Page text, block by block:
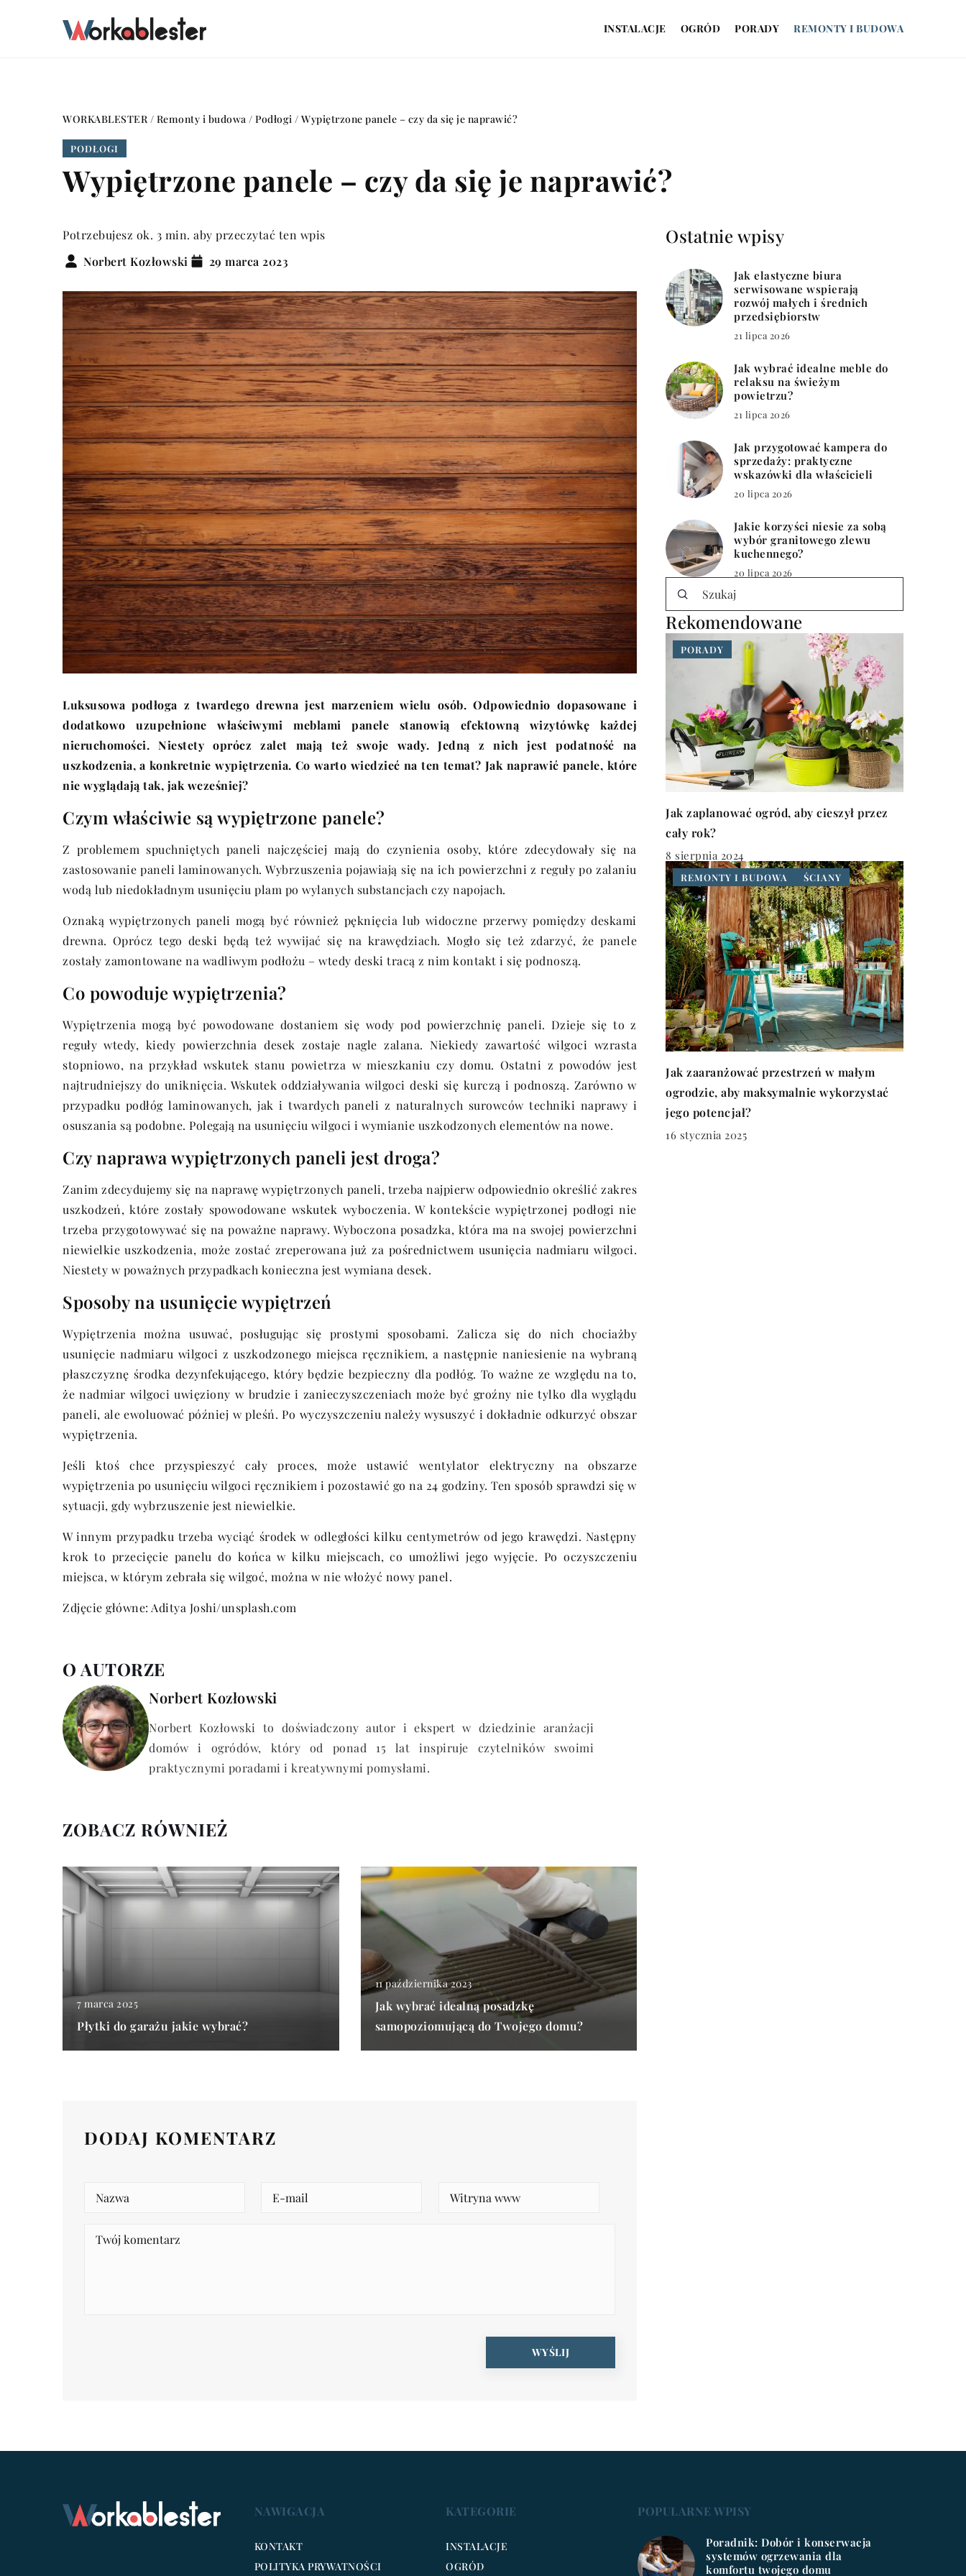
INSTALACJE OGRÓD PORADY REMONTY I BUDOWA
WORKABLESTER/ Remonty i budowa / Podłogi / Wypiętrzone panele – czy da się je naprawić?
PODŁOGI
Wypiętrzone panele – czy da się je naprawić?
Potrzebujesz ok. 3 min. aby przeczytać ten wpis
Norbert Kozłowski
29 marca 2023
Luksusowa podłoga z twardego drewna jest marzeniem wielu osób. Odpowiednio dopasowane i
dodatkowo uzupełnione właściwymi meblami panele stanowią efektowną wizytówkę każdej
nieruchomości. Niestety oprócz zalet mają też swoje wady. Jedną z nich jest podatność na
uszkodzenia, a konkretnie wypiętrzenia. Co warto wiedzieć na ten temat? Jak naprawić panele, które
nie wyglądają tak, jak wcześniej?
Czym właściwie są wypiętrzone panele?
Z problemem spuchniętych paneli najczęściej mają do czynienia osoby, które zdecydowały się na
zastosowanie paneli laminowanych. Wybrzuszenia pojawiają się na ich powierzchni z reguły po zalaniu
wodą lub niedokładnym usunięciu plam po wylanych substancjach czy napojach.
Oznaką wypiętrzonych paneli mogą być również pęknięcia lub widoczne przerwy pomiędzy deskami
drewna. Oprócz tego deski będą też wywijać się na krawędziach. Mogło się też zdarzyć, że panele
zostały zamontowane na wadliwym podłożu – wtedy deski tracą z nim kontakt i się podnoszą.
Co powoduje wypiętrzenia?
Wypiętrzenia mogą być powodowane dostaniem się wody pod powierzchnię paneli. Dzieje się to z
reguły wtedy, kiedy powierzchnia desek zostaje nagle zalana. Niekiedy zawartość wilgoci wzrasta
stopniowo, na przykład wskutek stanu powietrza w mieszkaniu czy domu. Ostatni z powodów jest
najtrudniejszy do uniknięcia. Wskutek oddziaływania wilgoci deski się kurczą i podnoszą. Zarówno w
przypadku podłóg laminowanych, jak i twardych paneli z naturalnych surowców techniki naprawy i
osuszania są podobne. Polegają na usunięciu wilgoci i wymianie uszkodzonych elementów na nowe.
Czy naprawa wypiętrzonych paneli jest droga?
Zanim zdecydujemy się na naprawę wypiętrzonych paneli, trzeba najpierw odpowiednio określić zakres
uszkodzeń, które zostały spowodowane wskutek wyboczenia. W kontekście wypiętrzonej podłogi nie
trzeba przygotowywać się na poważne naprawy. Wyboczona posadzka, która ma na swojej powierzchni
niewielkie uszkodzenia, może zostać zreperowana już za pośrednictwem usunięcia nadmiaru wilgoci.
Niestety w poważnych przypadkach konieczna jest wymiana desek.
Sposoby na usunięcie wypiętrzeń
Wypiętrzenia można usuwać, posługując się prostymi sposobami. Zalicza się do nich chociażby
usunięcie nadmiaru wilgoci z uszkodzonego miejsca ręcznikiem, a następnie naniesienie na wybraną
płaszczyznę środka dezynfekującego, który będzie bezpieczny dla podłóg. To ważne ze względu na to,
że nadmiar wilgoci uwięziony w brudzie i zanieczyszczeniach może być groźny nie tylko dla wyglądu
paneli, ale ewoluować później w pleśń. Po wyczyszczeniu należy wysuszyć i dokładnie odkurzyć obszar
wypiętrzenia.
Jeśli ktoś chce przyspieszyć cały proces, może ustawić wentylator elektryczny na obszarze
wypiętrzenia po usunięciu wilgoci ręcznikiem i pozostawić go na 24 godziny. Ten sposób sprawdzi się w
sytuacji, gdy wybrzuszenie jest niewielkie.
W innym przypadku trzeba wyciąć środek w odległości kilku centymetrów od jego krawędzi. Następny
krok to przecięcie panelu do końca w kilku miejscach, co umożliwi jego wyjęcie. Po oczyszczeniu
miejsca, w którym zebrała się wilgoć, można w nie włożyć nowy panel.
Zdjęcie główne: Aditya Joshi/unsplash.com
O AUTORZE
Norbert Kozłowski
Norbert Kozłowski to doświadczony autor i ekspert w dziedzinie aranżacji
domów i ogródów, który od ponad 15 lat inspiruje czytelników swoimi
praktycznymi poradami i kreatywnymi pomysłami.
ZOBACZ RÓWNIEŻ
7 marca 2025
Płytki do garażu jakie wybrać?
11 października 2023
Jak wybrać idealną posadzkę
samopoziomującą do Twojego domu?
Ostatnie wpisy
Jak elastyczne biura
serwisowane wspierają
rozwój małych i średnich
przedsiębiorstw
21 lipca 2026
Jak wybrać idealne meble do
relaksu na świeżym
powietrzu?
21 lipca 2026
Jak przygotować kampera do
sprzedaży: praktyczne
wskazówki dla właścicieli
20 lipca 2026
Jakie korzyści niesie za sobą
wybór granitowego zlewu
kuchennego?
20 lipca 2026
Rekomendowane
PORADY
Jak zaplanować ogród, aby cieszył przez
cały rok?
8 sierpnia 2024
REMONTY I BUDOWA ŚCIANY
Jak zaaranżować przestrzeń w małym
ogrodzie, aby maksymalnie wykorzystać
jego potencjał?
16 stycznia 2025
DODAJ KOMENTARZ
NAWIGACJA
KONTAKT
POLITYKA PRYWATNOŚCI
KATEGORIE
INSTALACJE
OGRÓD
POPULARNE WPISY
Poradnik: Dobór i konserwacja
systemów ogrzewania dla
komfortu twojego domu